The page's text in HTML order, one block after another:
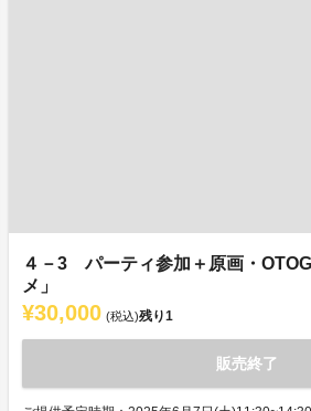
４－3 パーティ参加＋原画・
メ」
¥30,000 (税込)残り1
販売終了